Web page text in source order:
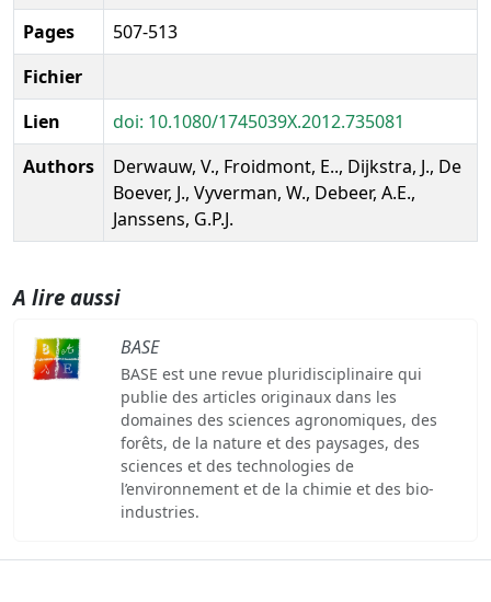
Pages
507-513
Fichier
Lien
doi: 10.1080/1745039X.2012.735081
Authors
Derwauw, V., Froidmont, E.., Dijkstra, J., De
Boever, J., Vyverman, W., Debeer, A.E.,
Janssens, G.P.J.
A lire aussi
BASE
BASE est une revue pluridisciplinaire qui
publie des articles originaux dans les
domaines des sciences agronomiques, des
forêts, de la nature et des paysages, des
sciences et des technologies de
l’environnement et de la chimie et des bio-
industries.